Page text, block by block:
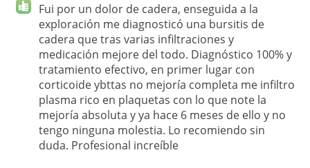
Fui por un dolor de cadera, enseguida a la
exploración me diagnosticó una bursitis de
cadera que tras varias infiltraciones y
medicación mejore del todo. Diagnóstico 100% y
tratamiento efectivo, en primer lugar con
corticoide ybttas no mejoría completa me infiltro
plasma rico en plaquetas con lo que note la
mejoría absoluta y ya hace 6 meses de ello y no
tengo ninguna molestia. Lo recomiendo sin
duda. Profesional increíble